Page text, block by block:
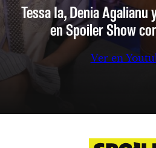
Tessa Ia, Denia
en Spoiler Show
Ver en